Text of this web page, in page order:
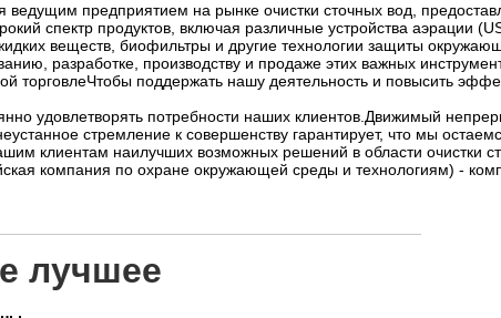
предприятием на рынке очистки сточных вод,
спектр продуктов, включая различные устройства аэрации
веществ, биофильтры и другие технологии защиты
разработке, производству и продаже этих важных
поддержать нашу деятельность и повысить
удовлетворять потребности наших клиентов.Движимый
стремление к совершенству гарантирует, что мы
клиентам наилучших возможных решений в области очистки
компания по охране окружающей среды и технологиям) -
лучшее